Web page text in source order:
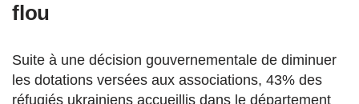
flou
Suite à une décision gouvernementale de diminuer
les dotations versées aux associations, 43% des
réfugiés ukrainiens accueillis dans le département